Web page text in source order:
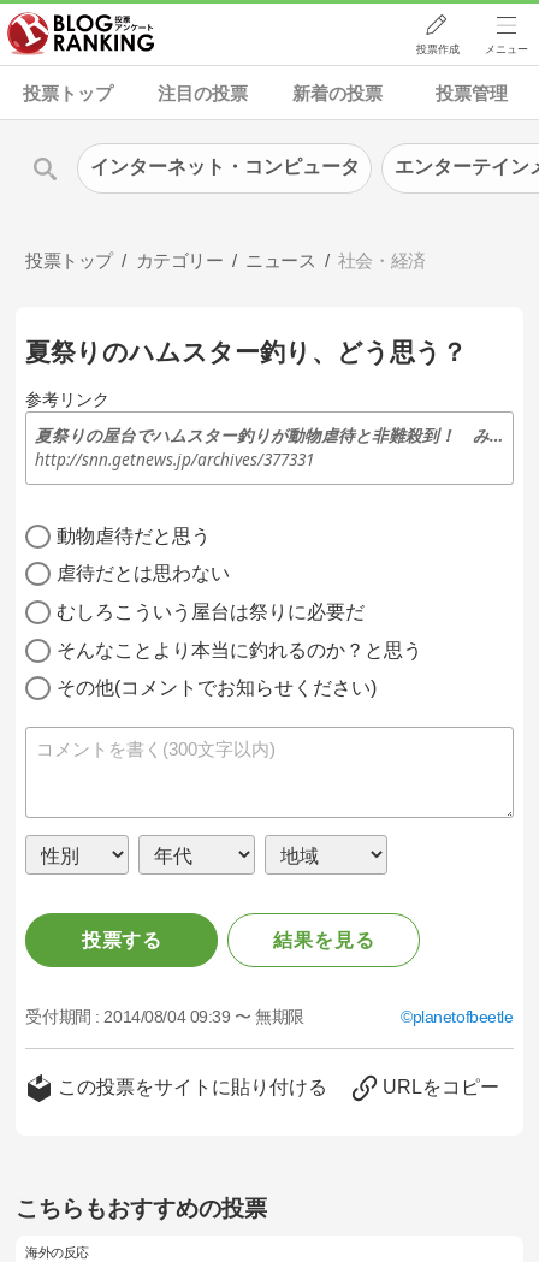
投票作成 メニュー
投票トップ 注目の投票 新着の投票 投票管理
投票トップ カテゴリー ニュース 社会・経済
夏祭りのハムスター釣り、どう思う？
参考リンク
夏祭りの屋台でハムスター釣りが動物虐待と非難殺到！ みんなは許せる？ – SNN（Social News Network）
http://snn.getnews.jp/archives/377331
動物虐待だと思う
虐待だとは思わない
むしろこういう屋台は祭りに必要だ
そんなことより本当に釣れるのか？と思う
その他(コメントでお知らせください)
投票する 結果を見る
受付期間 : 2014/08/04 09:39 〜 無期限 planetofbeetle
この投票をサイトに貼り付ける URLをコピー
こちらもおすすめの投票
海外の反応
インターネット・コンピュータ エンターテイン